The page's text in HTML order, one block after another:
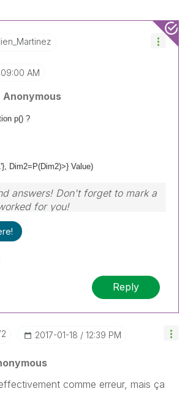
Ez
09:00 AM
Anonymous
p() ?
Dim2=P(Dim2)>} Value)
answers! Don't forget to mark a
for you!
Reply
‎2017-01-18 12:39 PM
comme erreur, mais ça